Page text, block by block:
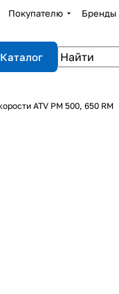
Покупателю Бренды
Каталог
ATV РМ 500, 650 RM